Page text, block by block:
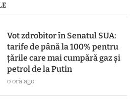
Vot zdrobitor în Senatul SUA:
tarife de până la 100% pentru
țările care mai cumpără gaz și
petrol de la Putin
o oră ago